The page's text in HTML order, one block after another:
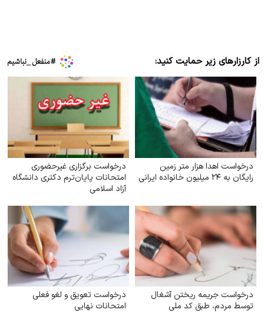
از کارزارهای زیر حمایت کنید:
درخواست اهدا هزار متر زمین
رایگان به ۲۴ میلیون خانواده ایرانی
درخواست برگزاری غیرحضوری
امتحانات پایان‌ترم دکتری دانشگاه
آزاد اسلامی
درخواست جریمه ریختن آشغال
توسط مردم، طبق کد ملی
درخواست تعویق و لغو فعلی
امتحانات نهایی